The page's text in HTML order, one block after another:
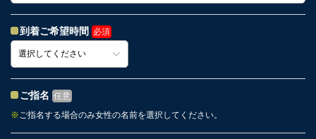
到着ご希望時間 必須
ご指名 任意
※ご指名する場合のみ女性の名前を選択してください。